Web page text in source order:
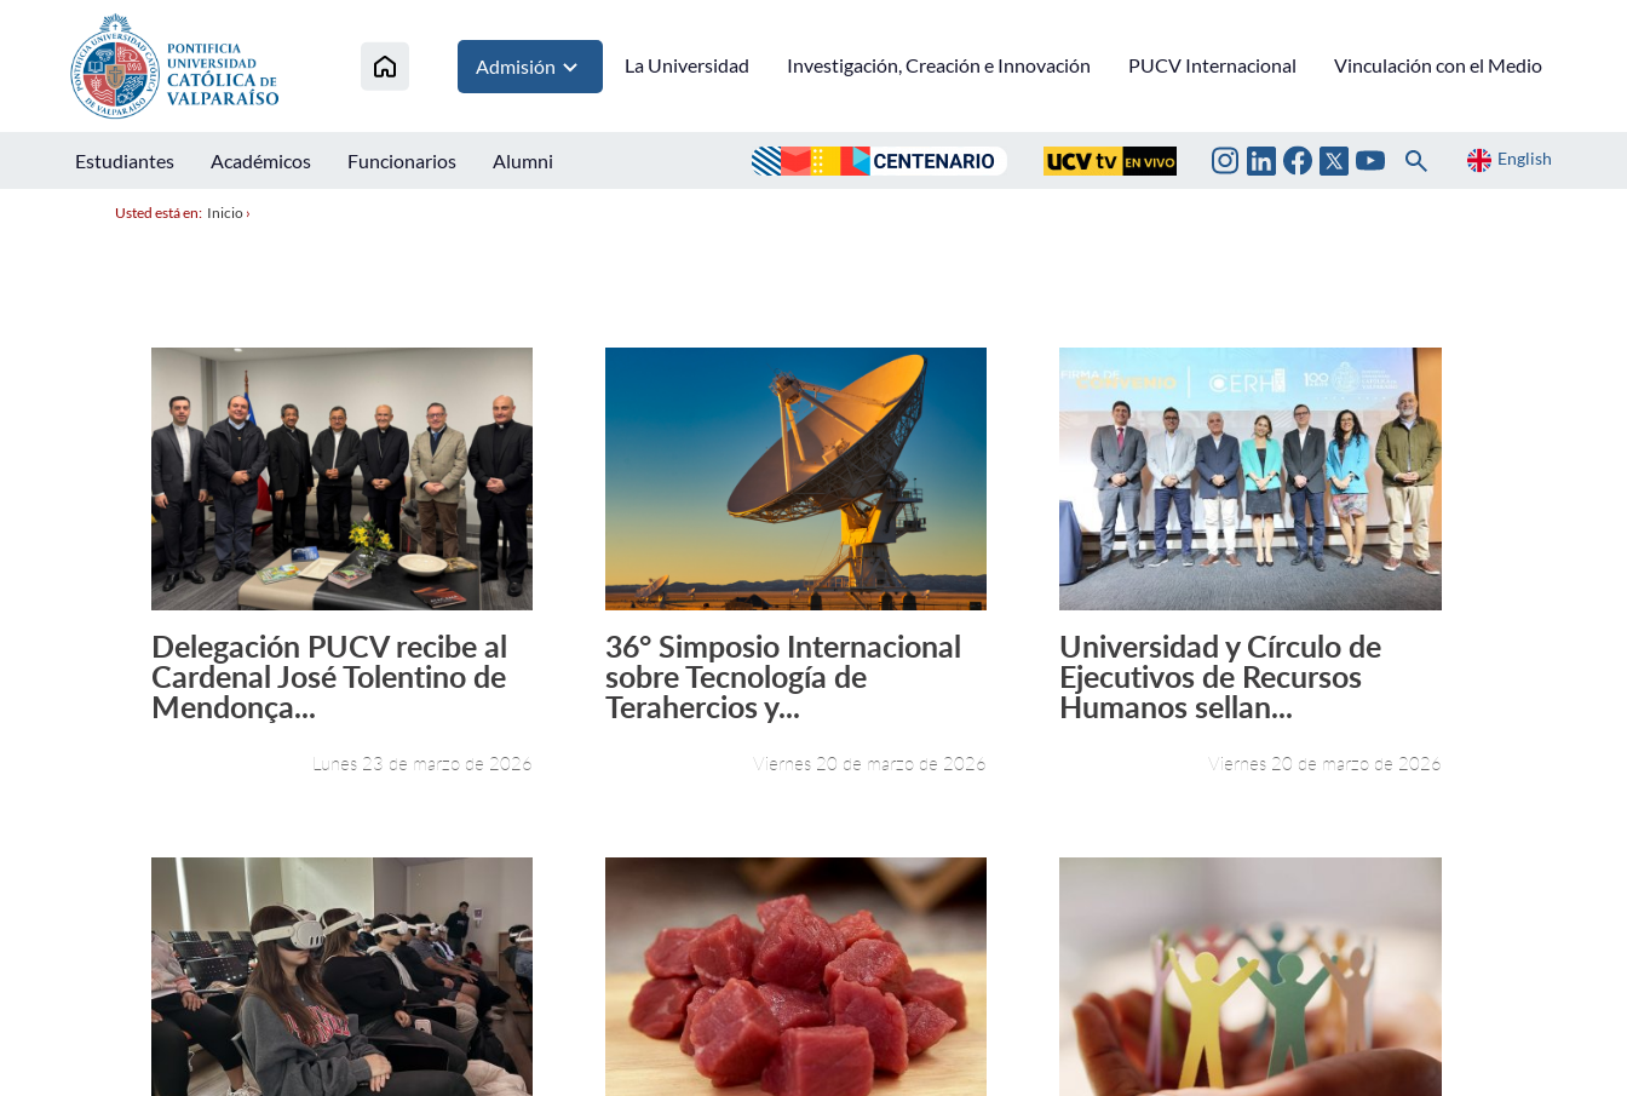
Admisión La Universidad Investigación, Creación e Innovación PUCV Internacional Vinculación con el Medio
Estudiantes Académicos Funcionarios Alumni English
Usted está en: Inicio›
Leer más +
Delegación PUCV recibe al
Cardenal José Tolentino de
Mendonça...
Lunes 23 de marzo de 2026
Leer más +
36° Simposio Internacional
sobre Tecnología de
Terahercios y...
Viernes 20 de marzo de 2026
Leer más +
Universidad y Círculo de
Ejecutivos de Recursos
Humanos sellan...
Viernes 20 de marzo de 2026